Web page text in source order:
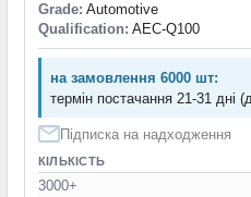
Grade: Automotive
Qualification: AEC-Q100
на замовлення 6000 шт:
термін постачання 21-31 дні
Підписка на надходження
КІЛЬКІСТЬ
3000+